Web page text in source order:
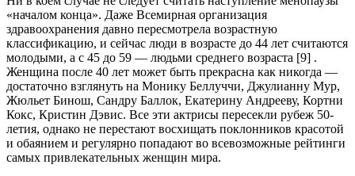
«началом конца». Даже Всемирная организация
здравоохранения давно пересмотрела возрастную
классификацию, и сейчас люди в возрасте до 44 лет считаются
молодыми, а с 45 до 59 — людьми среднего возраста [9] .
Женщина после 40 лет может быть прекрасна как никогда —
достаточно взглянуть на Монику Беллуччи, Джулианну Мур,
Жюльет Бинош, Сандру Баллок, Екатерину Андрееву, Кортни
Кокс, Кристин Дэвис. Все эти актрисы пересекли рубеж 50-
летия, однако не перестают восхищать поклонников красотой
и обаянием и регулярно попадают во всевозможные рейтинги
самых привлекательных женщин мира.